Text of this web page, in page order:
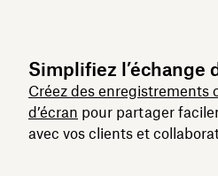
Simplifiez l’échange
Créez des enregistrements
d’écran pour partager
avec vos clients et